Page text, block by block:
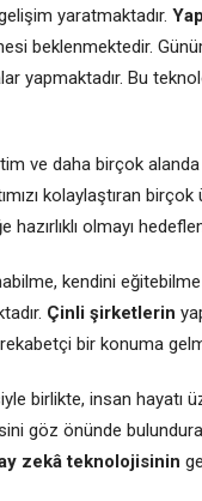
yaratmaktadır.
beklenmektedir.
yapmaktadır. Bu
ve daha birçok alanda
kolaylaştıran
olmayı
kendini
Çinli şirketlerin
bir konuma
birlikte, insan hayatı
göz önünde
zekâ teknolojisinin